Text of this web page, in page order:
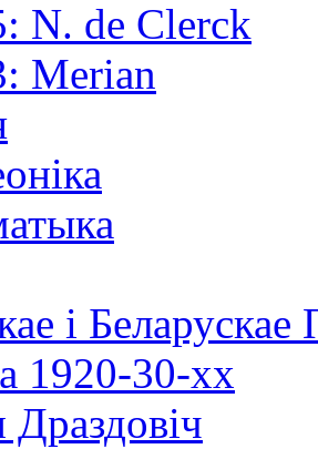
N. de Clerck
Merian
і
1920-30-хх
Драздовіч